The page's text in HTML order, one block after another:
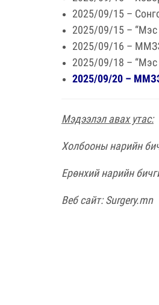
2025/09/15 –
2025/09/15 – “Мэс
2025/09/16 –
2025/09/18 – “Мэс
2025/09/20 –
Мэдээлэл авах утас:
Холбооны нарийн
Ерөнхий нарийн
Веб сайт: Surgery.mn